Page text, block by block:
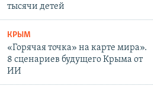
тысячи детей
КРЫМ
«Горячая точка» на карте мира».
8 сценариев будущего Крыма от
ИИ